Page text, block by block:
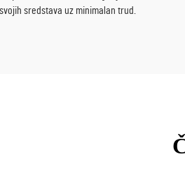
sredstava uz minimalan trud.